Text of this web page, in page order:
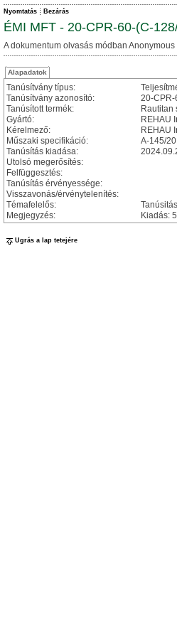
Nyomtatás Bezárás
ÉMI MFT - 20-CPR-60-(C-
A dokumentum olvasás módban
Alapadatok
Tanúsítvány típus:
Tanúsítvány azonosító:
20-
Tanúsított termék:
Rautitan
Gyártó:
REHAU
Kérelmező:
REHAU
Műszaki specifikáció:
A-145/
Tanúsítás kiadása:
Utolsó megerősítés:
Felfüggesztés:
Tanúsítás érvényessége:
Visszavonás/érvénytelenítés:
Témafelelős:
Megjegyzés:
Kiadás:
Ugrás a lap tetejére